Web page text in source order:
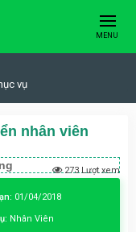
MENU
vụ
nhân viên
273 Lượt xem
01/04/2018
Nhân Viên